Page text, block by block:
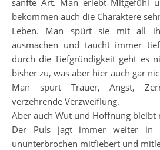
sanfte Art. Man erlebt Mitgefühl
bekommen auch die Charaktere
Leben. Man spürt sie mit all
ausmachen und taucht immer
durch die Tiefgründigkeit geht es
bisher zu, was aber hier auch gar
Man spürt Trauer, Angst,
verzehrende Verzweiflung.
Aber auch Wut und Hoffnung bleibt
Der Puls jagt immer weiter in
ununterbrochen mitfiebert und